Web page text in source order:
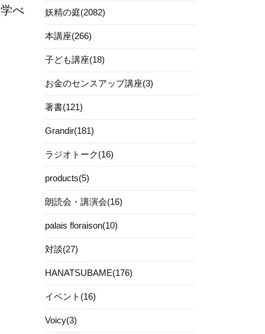
べ 妖精の庭(2082)
本講座(266)
子ども講座(18)
お金のセンスアップ講座(3)
著書(121)
Grandir(181)
ラジオトーク(16)
products(5)
朗読会・講演会(16)
palais floraison(10)
対談(27)
HANATSUBAME(176)
イベント(16)
Voicy(3)